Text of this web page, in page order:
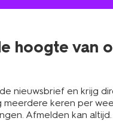
hoogte van
nieuwsbrief en krijg
meerdere keren per
Afmelden kan altijd.